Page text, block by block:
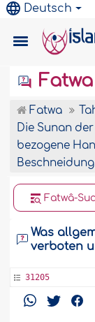
Deutsch
Fatwa
Fatwa
Die Sunan
bezogene
Beschneidung
Fatwâ-
Was
verboten
31205